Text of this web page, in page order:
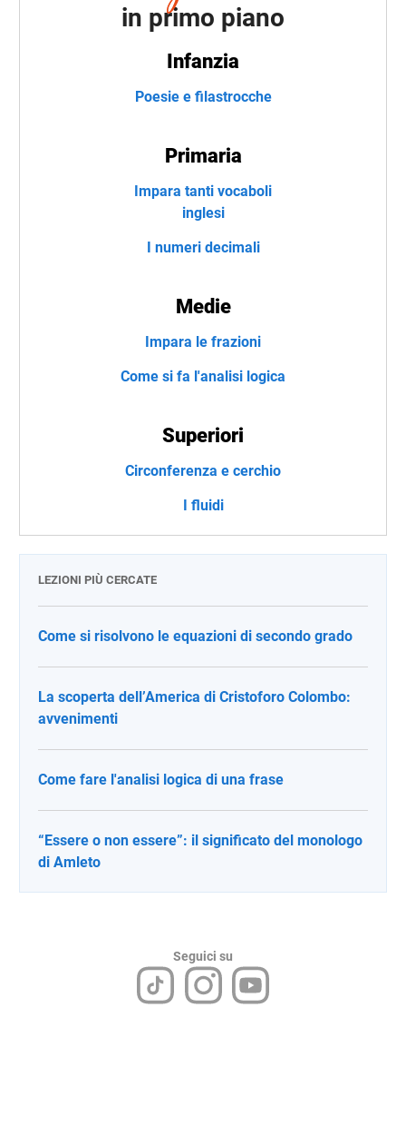
in primo piano
Infanzia
Poesie e filastrocche
Primaria
Impara tanti vocaboli
inglesi
I numeri decimali
Medie
Impara le frazioni
Come si fa l'analisi logica
Superiori
Circonferenza e cerchio
I fluidi
LEZIONI PIÙ CERCATE
Come si risolvono le equazioni di secondo grado
La scoperta dell’America di Cristoforo Colombo:
avvenimenti
Come fare l'analisi logica di una frase
“Essere o non essere”: il significato del monologo
di Amleto
Seguici su